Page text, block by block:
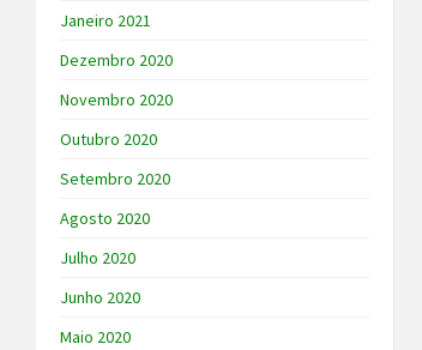
Janeiro 2021
Dezembro 2020
Novembro 2020
Outubro 2020
Setembro 2020
Agosto 2020
Julho 2020
Junho 2020
Maio 2020